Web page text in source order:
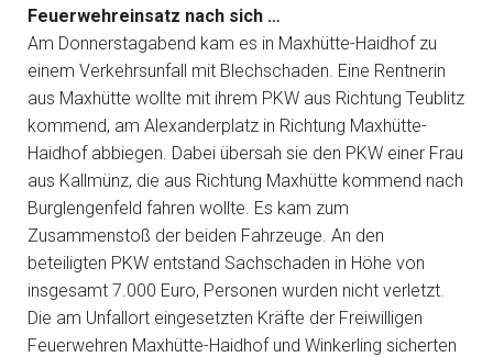
Feuerwehreinsatz nach sich …
Am Donnerstagabend kam es in Maxhütte-Haidhof zu
einem Verkehrsunfall mit Blechschaden. Eine Rentnerin
aus Maxhütte wollte mit ihrem PKW aus Richtung Teublitz
kommend, am Alexanderplatz in Richtung Maxhütte-
Haidhof abbiegen. Dabei übersah sie den PKW einer Frau
aus Kallmünz, die aus Richtung Maxhütte kommend nach
Burglengenfeld fahren wollte. Es kam zum
Zusammenstoß der beiden Fahrzeuge. An den
beteiligten PKW entstand Sachschaden in Höhe von
insgesamt 7.000 Euro, Personen wurden nicht verletzt.
Die am Unfallort eingesetzten Kräfte der Freiwilligen
Feuerwehren Maxhütte-Haidhof und Winkerling sicherten